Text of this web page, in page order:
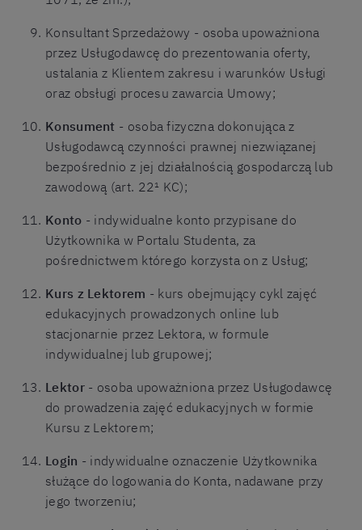
Konsultant Sprzedażowy - osoba upoważniona
przez Usługodawcę do prezentowania oferty,
ustalania z Klientem zakresu i warunków Usługi
oraz obsługi procesu zawarcia Umowy;
Konsument - osoba fizyczna dokonująca z
Usługodawcą czynności prawnej niezwiązanej
bezpośrednio z jej działalnością gospodarczą lub
zawodową (art. 22¹ KC);
Konto - indywidualne konto przypisane do
Użytkownika w Portalu Studenta, za
pośrednictwem którego korzysta on z Usług;
Kurs z Lektorem - kurs obejmujący cykl zajęć
edukacyjnych prowadzonych online lub
stacjonarnie przez Lektora, w formule
indywidualnej lub grupowej;
Lektor- osoba upoważniona przez Usługodawcę
do prowadzenia zajęć edukacyjnych w formie
Kursu z Lektorem;
Login - indywidualne oznaczenie Użytkownika
służące do logowania do Konta, nadawane przy
jego tworzeniu;